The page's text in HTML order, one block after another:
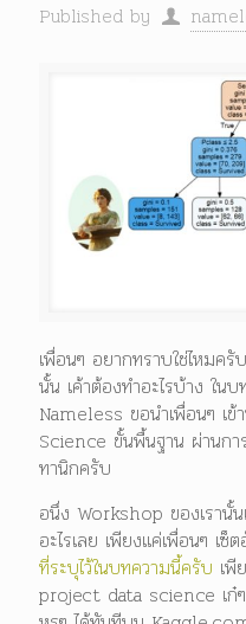
Published by
เพื่อนๆ อยากทราบใช่ไหมค
นั้น เค้าต้องทำอะไรบ้าง ใน
Nameless ขอนำเพื่อนๆ เ
Science ขั้นพื้นฐาน ผ่านกา
ทานิกครับ
อนึ่ง Workshop ของเรานั้
อะไรเลย เพียงแค่เพื่อนๆ
ที่ระบุไว้ในบทความนี้ครับ เพี
project data science เก๋